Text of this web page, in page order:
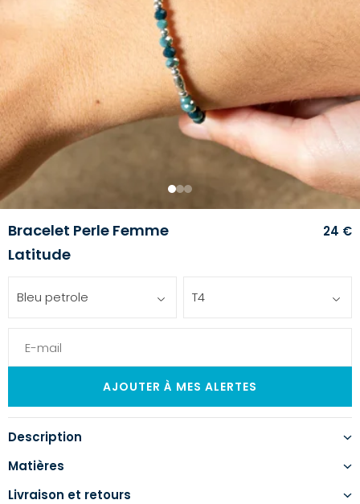
1 23
Bracelet Perle Femme
Latitude
24 €
Bleu petrole T4
Description
Matières
Livraison et retours